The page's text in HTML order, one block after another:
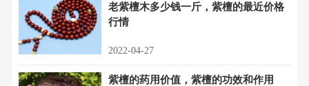
老紫檀木多少钱一斤，紫檀的最近价格
行情
2022-04-27
紫檀的药用价值，紫檀的功效和作用